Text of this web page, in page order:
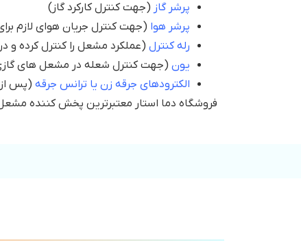
پرشر گاز (جهت کنترل کارکرد گاز)
پرشر هوا (جهت کنترل جریان هوای لازم
رله کنترل (عملکرد مشعل را کنترل کرده و
یون (جهت کنترل شعله در مشعل های گازی
الکترودهای جرقه زن یا ترانس جرقه (پس از
فروشگاه دما استار معتبرترین پخش کننده مشعل